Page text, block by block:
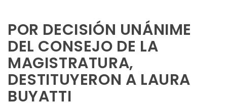
POR DECISIÓN UNÁNIME
DEL CONSEJO DE LA
MAGISTRATURA,
DESTITUYERON A LAURA
BUYATTI